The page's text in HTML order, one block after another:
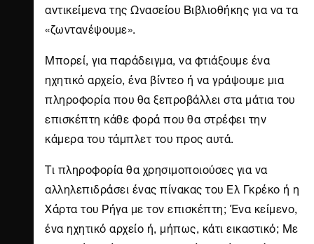
αντικείμενα της Ωνασείου Βιβλιοθήκης για να τα
«ζωντανέψουμε».
Μπορεί, για παράδειγμα, να φτιάξουμε ένα
ηχητικό αρχείο, ένα βίντεο ή να γράψουμε μια
πληροφορία που θα ξεπροβάλλει στα μάτια του
επισκέπτη κάθε φορά που θα στρέφει την
κάμερα του τάμπλετ του προς αυτά.
Τι πληροφορία θα χρησιμοποιούσες για να
αλληλεπιδράσει ένας πίνακας του Ελ Γκρέκο ή η
Χάρτα του Ρήγα με τον επισκέπτη; Ένα κείμενο,
ένα ηχητικό αρχείο ή, μήπως, κάτι εικαστικό; Με